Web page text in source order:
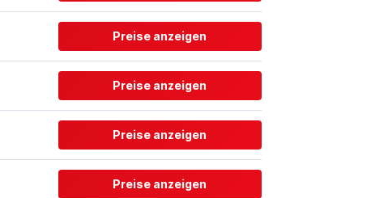
Preise anzeigen
Preise anzeigen
Preise anzeigen
Preise anzeigen